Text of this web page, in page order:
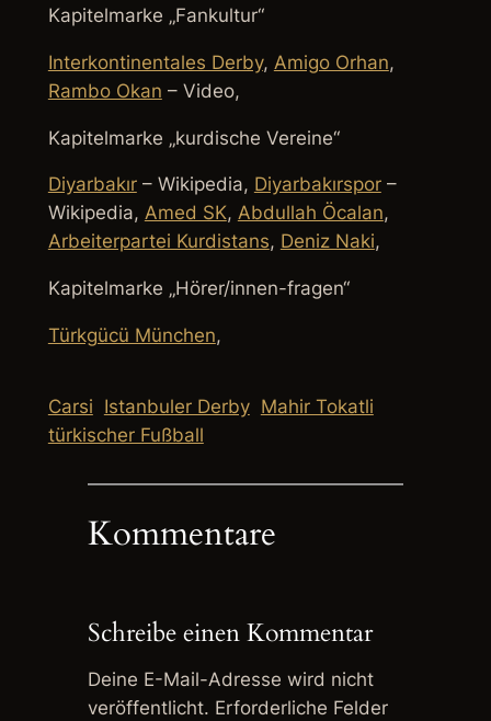
Kapitelmarke „Fankultur“
Interkontinentales Derby, Amigo Orhan,
Rambo Okan – Video,
Kapitelmarke „kurdische Vereine“
Diyarbakır– Wikipedia, Diyarbakırspor–
Wikipedia, Amed SK, Abdullah Öcalan,
Arbeiterpartei Kurdistans, Deniz Naki,
Kapitelmarke „Hörer/innen-fragen“
Türkgücü München,
Carsi Istanbuler Derby Mahir Tokatli
türkischer Fußball
Kommentare
Schreibe einen Kommentar
Deine E-Mail-Adresse wird nicht
veröffentlicht. Erforderliche Felder